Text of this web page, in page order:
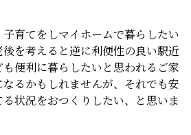
育てをしマイホームで暮らしたい
を考えると逆に利便性の良い駅近
便利に暮らしたいと思われるご家
るかもしれませんが、それでも安
状況をおつくりしたい、と思いま